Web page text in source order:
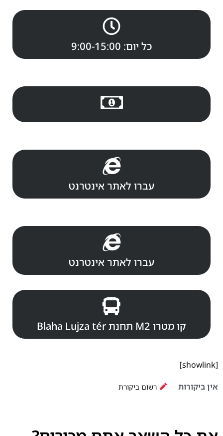
כל יום: 9:00-15:00
עברו לאתר אינטרנט
עברו לאתר אינטרנט
קו מטרו M2 תחנת Blaha Lujza tér
[showlink]
אין ביקורות רשום ביקורת